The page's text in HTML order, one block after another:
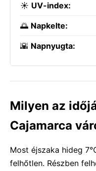
☀️ UV-index:
🌅 Napkelte:
🌇 Napnyugta:
Milyen az
Cajamarca
Most éjszaka hideg
felhőtlen. Részben